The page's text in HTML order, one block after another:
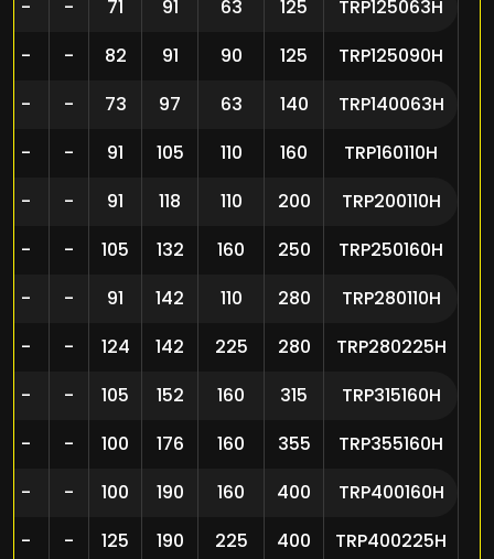
TRP125063H
125
63
91
71
-
-
TRP125090H
125
90
91
82
-
-
TRP140063H
140
63
97
73
-
-
TRP160110H
160
110
105
91
-
-
TRP200110H
200
110
118
91
-
-
TRP250160H
250
160
132
105
-
-
TRP280110H
280
110
142
91
-
-
TRP280225H
280
225
142
124
-
-
TRP315160H
315
160
152
105
-
-
TRP355160H
355
160
176
100
-
-
TRP400160H
400
160
190
100
-
-
TRP400225H
400
225
190
125
-
-